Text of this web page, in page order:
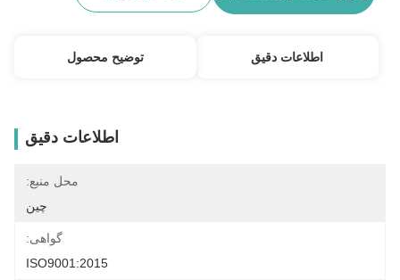
اطلاعات دقیق توضیح محصول
اطلاعات دقیق
محل منبع:
چین
گواهی:
ISO9001:2015